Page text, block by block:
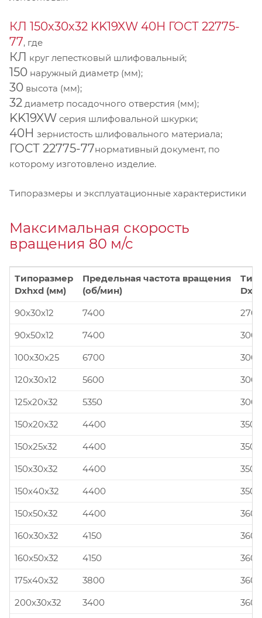
КЛ 150х30х32 KK19XW 40Н ГОСТ 22775-
77, где
КЛ круг лепестковый шлифовальный;
150 наружный диаметр (мм);
30 высота (мм);
32 диаметр посадочного отверстия (мм);
KK19XW серия шлифовальной шкурки;
40Н зернистость шлифовального материала;
ГОСТ 22775-77нормативный документ, по
которому изготовлено изделие.
Типоразмеры и эксплуатационные характеристики
Максимальная скорость
вращения 80 м/с
Типоразмер
Dxhxd (мм)
Предельная частота вращения
(об/мин)
90x30x12
7400
90x50x12
7400
100x30x25
6700
120x30x12
5600
125x20x32
5350
150x20x32
4400
150x25x32
4400
150x30x32
4400
150x40x32
4400
150x50x32
4400
160x30x32
4150
160x50x32
4150
175x40x32
3800
200x30x32
3400